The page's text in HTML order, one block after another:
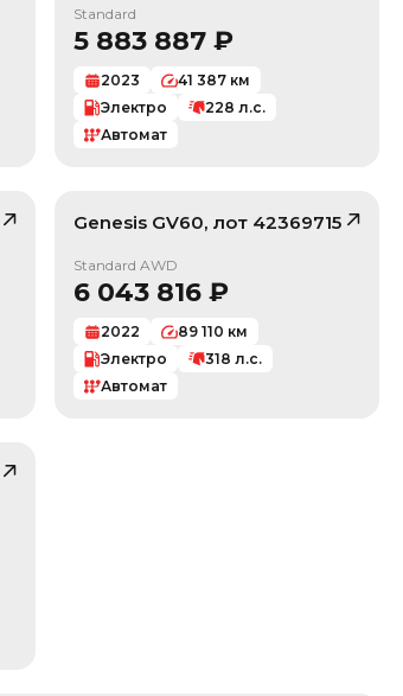
Standard
5 883 887₽
2023 41 387км
Электро
228 л.с.
Автомат
Genesis GV60, лот 42369715
/ 10
Standard AWD
6 043 816₽
2022 89 110 км
Электро
318 л.с.
Автомат